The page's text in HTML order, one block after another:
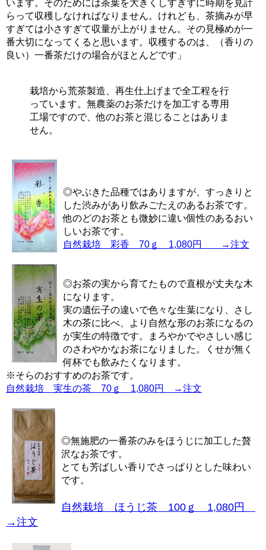
います。そのためには茶葉を大きくしすぎずに時期を見計
らって収穫しなければなりません。けれども、茶摘みが早
すぎては小さすぎて収量が上がりません。その見極めが一
番大切になってくると思います。収穫するのは、（香りの
良い）一番茶だけの場合がほとんどです」
栽培から荒茶製造、再生仕上げまで全工程を行
っています。無農薬のお茶だけを加工する専用
工場ですので、他のお茶と混じることはありま
せん。
◎やぶきた品種ではありますが、すっきりと
した渋みがあり飲みごたえのあるお茶です。
他のどのお茶とも微妙に違い個性のあるおい
しいお茶です。
自然栽培 彩香 70ｇ 1,080円 →注文
◎お茶の実から育てたもので直根が丈夫な木
になります。
実の遺伝子の違いで色々な生葉になり、さし
木の茶に比べ、より自然な形のお茶になるの
が実生の特徴です。まろやかでやさしい感じ
のさわやかなお茶になりました。くせが無く
何杯でも飲みたくなります。
※そらのおすすめのお茶です。
自然栽培 実生の茶 70ｇ 1,080円 →注文
◎無施肥の一番茶のみをほうじに加工した贅
沢なお茶です。
とても芳ばしい香りでさっぱりとした味わい
です。
自然栽培 ほうじ茶 100ｇ 1,080円
→注文